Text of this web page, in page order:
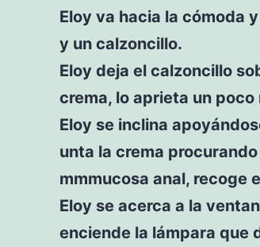
Eloy va hacia la cómoda
y un calzoncillo.
Eloy deja el calzoncillo
crema, lo aprieta un
Eloy se inclina
unta la crema
mmmucosa anal, recoge
Eloy se acerca a la
enciende la lámpara que